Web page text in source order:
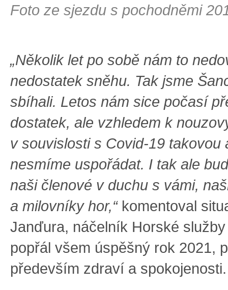
Foto ze sjezdu s pochodněmi
„Několik let po sobě nám to
nedostatek sněhu. Tak jsme
sbíhali. Letos nám sice počasí
dostatek, ale vzhledem k
v souvislosti s Covid-19 takovou
nesmíme uspořádat. I tak ale
naši členové v duchu s vámi,
a milovníky hor,“komentoval
Janďura, náčelník Horské
popřál všem úspěšný rok 2021,
především zdraví a spokojenosti.